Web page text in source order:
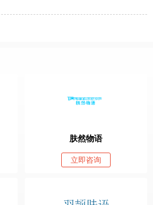
肤然物语
立即咨询